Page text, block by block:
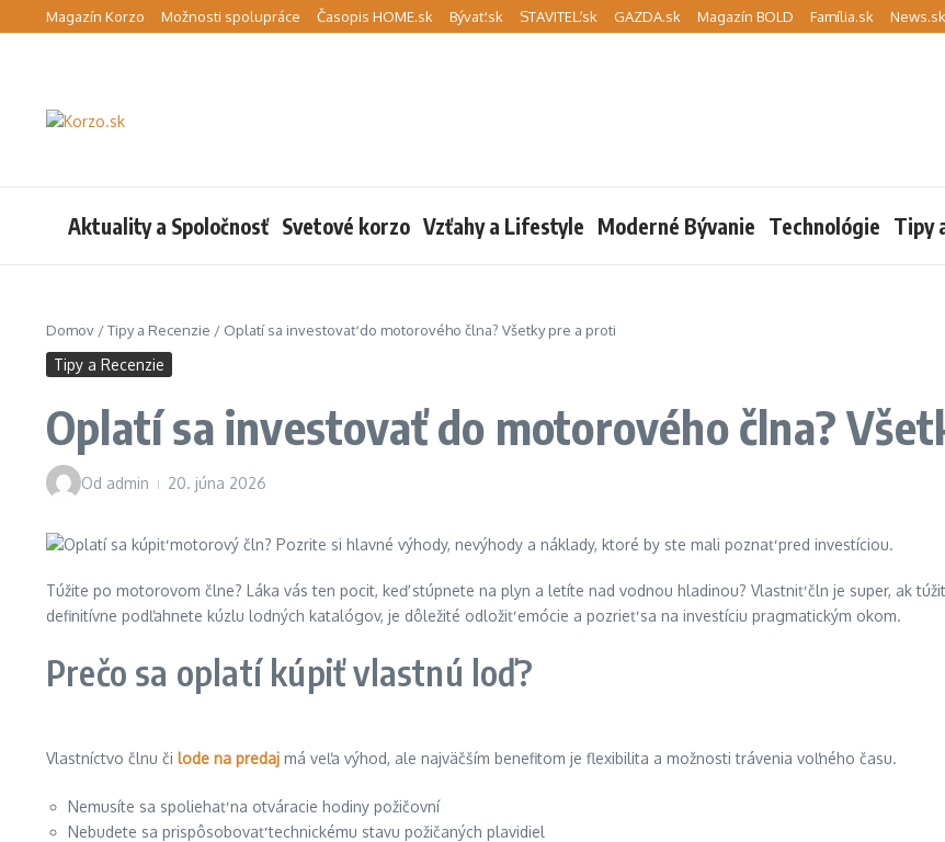
Preskočiť na obsah
Magazín Korzo Možnosti spolupráce Časopis HOME.sk Bývať.sk STAVITEĽ.sk GAZDA.sk Magazín BOLD Família.sk News.sk
Aktuality a Spoločnosť Svetové korzo Vzťahy a Lifestyle Moderné Bývanie Technológie Tipy
Domov /Tipy a Recenzie / Oplatí sa investovať do motorového člna? Všetky pre a proti
Tipy a Recenzie
Oplatí sa investovať do motorového člna?
Od admin 20. júna 2026
Túžite po motorovom člne? Láka vás ten pocit, keď stúpnete na plyn a letíte nad vodnou hladinou? Vlastniť čln je super, ak
definitívne podľahnete kúzlu lodných katalógov, je dôležité odložiť emócie a pozrieť sa na investíciu pragmatickým okom.
Prečo sa oplatí kúpiť vlastnú loď?
Vlastníctvo člnu či lode na predaj má veľa výhod, ale najväčším benefitom je flexibilita a možnosti trávenia voľného času.
Nemusíte sa spoliehať na otváracie hodiny požičovní
Nebudete sa prispôsobovať technickému stavu požičaných plavidiel